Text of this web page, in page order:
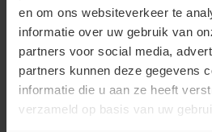
en om ons websiteverkeer te
informatie over uw gebruik van
partners voor social media,
partners kunnen deze gegevens
informatie die u aan ze heeft
verzameld op basis van uw
Universeel VerdunningOntvetter